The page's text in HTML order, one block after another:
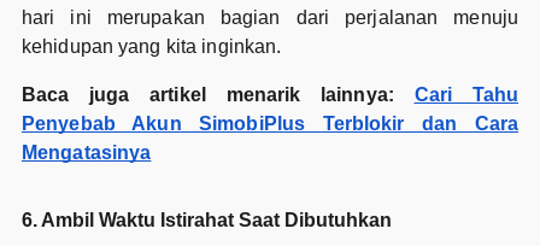
hari ini merupakan bagian dari perjalanan menuju
kehidupan yang kita inginkan.
Baca juga artikel menarik lainnya: Cari Tahu
Penyebab Akun SimobiPlus Terblokir dan Cara
Mengatasinya
6. Ambil Waktu Istirahat Saat Dibutuhkan